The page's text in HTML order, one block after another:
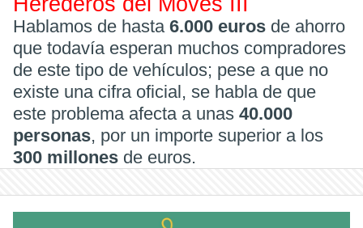
Hablamos de hasta 6.000 euros de ahorro
que todavía esperan muchos compradores
de este tipo de vehículos; pese a que no
existe una cifra oficial, se habla de que
este problema afecta a unas 40.000
personas, por un importe superior a los
300 millones de euros.